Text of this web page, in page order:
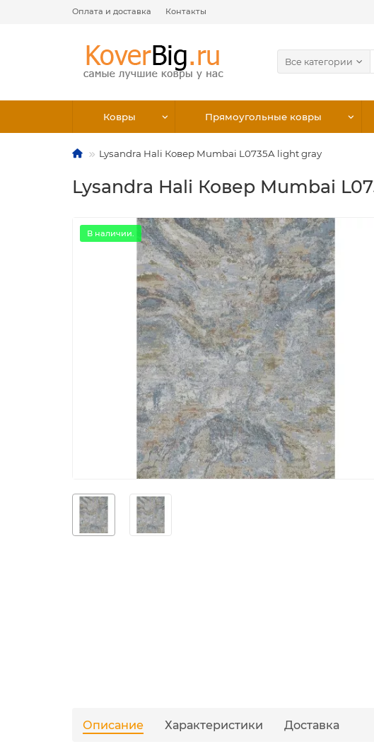
Оплата и доставка Контакты
Все категории
Ковры Прямоугольные ковры
Lysandra Hali Ковер Mumbai L0735A light gray
Lysandra Hali Ковер Mumbai
В наличии.
Описание Характеристики Доставка